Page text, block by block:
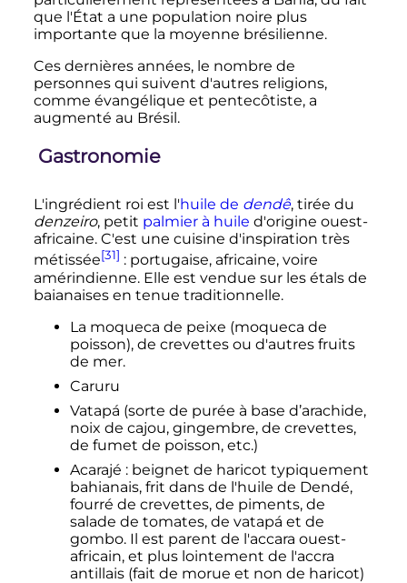
que l'État a une population noire plus
importante que la moyenne brésilienne.
Ces dernières années, le nombre de
personnes qui suivent d'autres religions,
comme évangélique et pentecôtiste, a
augmenté au Brésil.
Gastronomie
L'ingrédient roi est l'huile de dendê, tirée du
denzeiro, petit palmier à huile d'origine ouest-
africaine. C'est une cuisine d'inspiration très
métissée[31] : portugaise, africaine, voire
amérindienne. Elle est vendue sur les étals de
baianaises en tenue traditionnelle.
La moqueca de peixe (moqueca de
poisson), de crevettes ou d'autres fruits
de mer.
Caruru
Vatapá (sorte de purée à base d’arachide,
noix de cajou, gingembre, de crevettes,
de fumet de poisson, etc.)
Acarajé : beignet de haricot typiquement
bahianais, frit dans de l'huile de Dendé,
fourré de crevettes, de piments, de
salade de tomates, de vatapá et de
gombo. Il est parent de l'accara ouest-
africain, et plus lointement de l'accra
antillais (fait de morue et non de haricot)